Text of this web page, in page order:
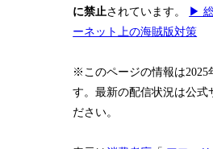
に禁止されています。
▶
ーネット上の海賊版対策
※このページの情報は2025
す。最新の配信状況は公式
ださい。